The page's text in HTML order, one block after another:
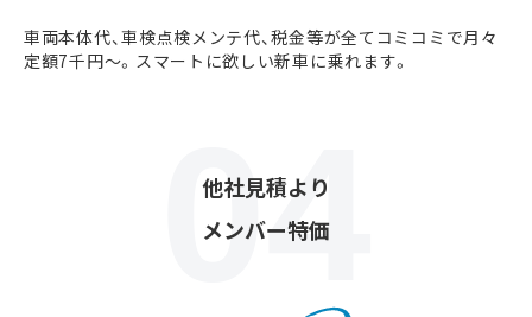
車両本体代、車検点検メンテ代、税金等が全てコミコミで月々
定額7千円〜。スマートに欲しい新車に乗れます。
他社見積より
メンバー特価